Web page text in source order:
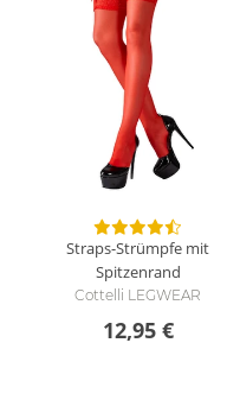
Straps-Strümpfe mit
Spitzenrand
Cottelli LEGWEAR
12,95 €